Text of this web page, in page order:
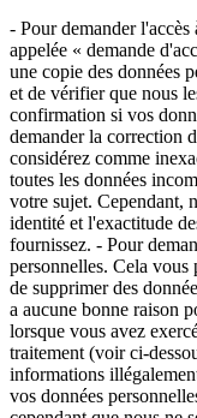
- Pour demander
appelée « demande
une copie des données
et de vérifier que nous
confirmation si vos
demander la correction
considérez comme
toutes les données
votre sujet. Cependant,
identité et l'exactitude
fournissez. - Pour
personnelles. Cela vous
de supprimer des
a aucune bonne raison
lorsque vous avez
traitement (voir ci-
informations
vos données